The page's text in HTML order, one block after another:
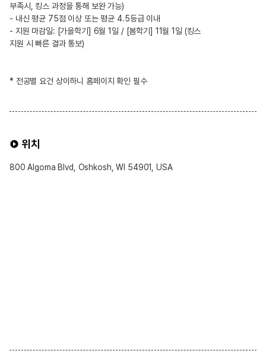
부족시, 킹스 과정을 통해 보완 가능)
- 내신 평균 75점 이상 또는 평균 4.5등급 이내
- 지원 마감일: [가을학기] 6월 1일 / [봄학기] 11월 1일 (킹스
지원 시 빠른 결과 통보)
* 전공별 요건 상이하니 홈페이지 확인 필수
위치
800 Algoma Blvd, Oshkosh, WI 54901, USA